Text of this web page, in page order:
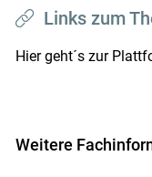
Links zum
Hier geht´s zur
Weitere